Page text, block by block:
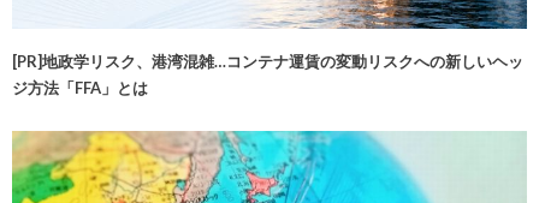
[PR]地政学リスク、港湾混雑…コンテナ運賃の変動リスクへの新しいヘッ
ジ方法「FFA」とは